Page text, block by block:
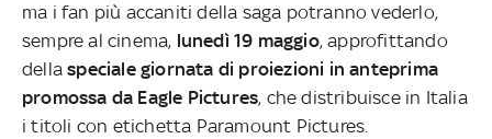
ma i fan più accaniti della saga potranno vederlo,
sempre al cinema, lunedì 19 maggio, approfittando
dellaspeciale giornata di proiezioni in anteprima
promossa da Eagle Pictures, che distribuisce in Italia
i titoli con etichetta Paramount Pictures.